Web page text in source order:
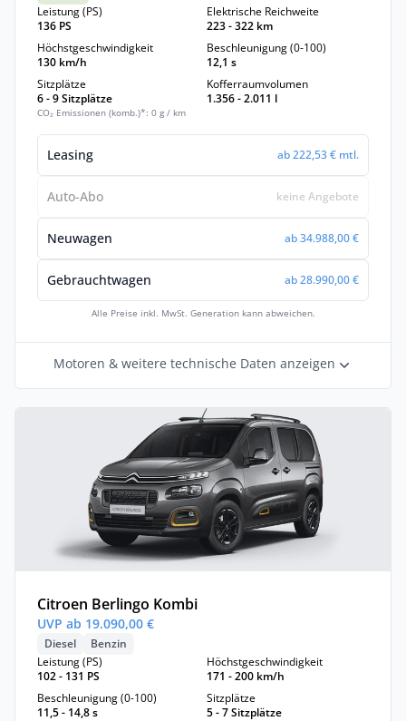
Leistung (PS)
136 PS
Elektrische Reichweite
223 - 322 km
Höchstgeschwindigkeit
130 km/h
Beschleunigung (0-100)
12,1 s
Sitzplätze
6 - 9 Sitzplätze
Kofferraumvolumen
1.356 - 2.011 l
CO₂ Emissionen (komb.)*: 0 g / km
Leasing ab 222,53 € mtl.
Auto-Abo keine Angebote
Neuwagen ab 34.988,00 €
Gebrauchtwagen ab 28.990,00 €
Alle Preise inkl. MwSt. Generation kann abweichen.
Motoren & weitere technische Daten anzeigen
Citroen Berlingo Kombi
UVP ab 19.090,00 €
Diesel
Benzin
Leistung (PS)
102 - 131 PS
Höchstgeschwindigkeit
171 - 200 km/h
Beschleunigung (0-100)
11,5 - 14,8 s
Sitzplätze
5 - 7 Sitzplätze